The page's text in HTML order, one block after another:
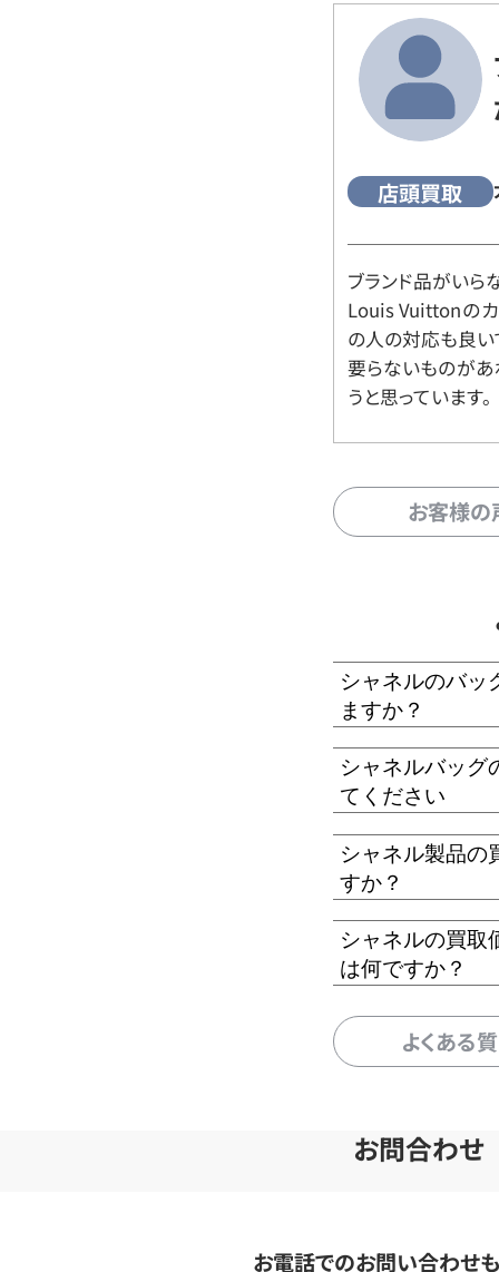
店頭買取
ブランド品がいら
Louis Vuittonの
の人の対応も良い
要らないものがあ
うと思っています。
お客様
シャネルのバッ
ますか？
シャネルバッグ
てください
シャネル製品の
すか？
シャネルの買取
は何ですか？
よくある
お問合わせ
お電話でのお問い合わせ